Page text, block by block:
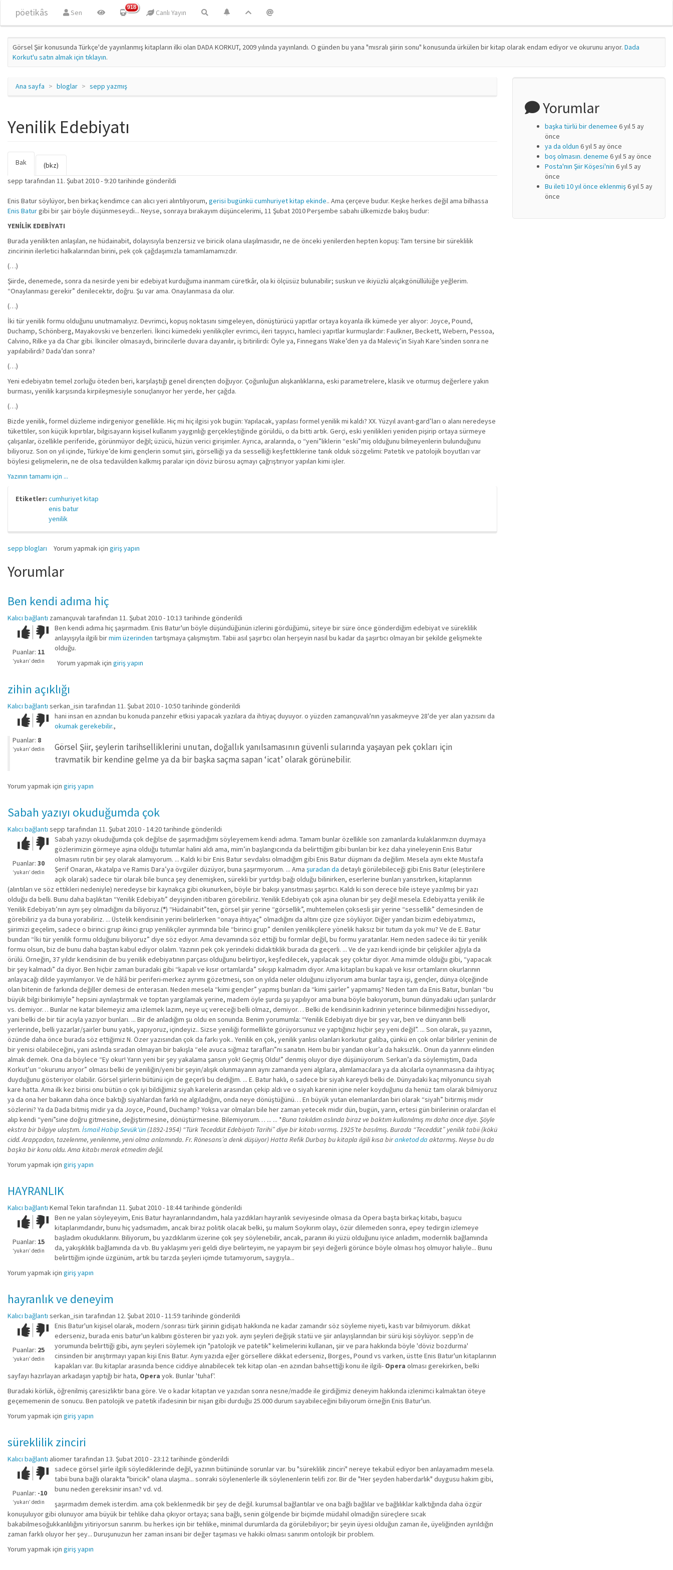
pöetikâs Sen
918
Canlı Yayın
Görsel Şiir konusunda Türkçe'de yayınlanmış kitapların ilki olan DADA KORKUT, 2009 yılında yayınlandı. O günden bu yana "mısralı şiirin sonu" konusunda ürkülen bir kitap olarak endam ediyor ve okurunu arıyor. Dada
Korkut'u satın almak için tıklayın.
Ana sayfa bloglar sepp yazmış
Yenilik Edebiyatı
Birincil sekmeler
Bak
sekme)
(bkz)
sepp tarafından 11. Şubat 2010 - 9:20 tarihinde gönderildi
Enis Batur söylüyor, ben birkaç kendimce can alıcı yeri alıntılıyorum, gerisi bugünkü cumhuriyet kitap ekinde.. Ama çerçeve budur. Keşke herkes değil ama bilhassa
Enis Baturgibi bir şair böyle düşünmeseydi... Neyse, sonraya bırakayım düşüncelerimi, 11 Şubat 2010 Perşembe sabahı ülkemizde bakış budur:
YENİLİK EDEBİYATI
Burada yenilikten anlaşılan, ne hüdainabit, dolayısıyla benzersiz ve biricik olana ulaşılmasıdır, ne de önceki yenilerden hepten kopuş: Tam tersine bir süreklilik
zincirinin ilerletici halkalarından birini, pek çok çağdaşımızla tamamlamamızdır.
(…)
Şiirde, denemede, sonra da nesirde yeni bir edebiyat kurduğuma inanmam cüretkâr, ola ki ölçüsüz bulunabilir; suskun ve ikiyüzlü alçakgönüllülüğe yeğlerim.
“Onaylanması gerekir” denilecektir, doğru. Şu var ama. Onaylanmasa da olur.
(…)
İki tür yenilik formu olduğunu unutmamalıyız. Devrimci, kopuş noktasını simgeleyen, dönüştürücü yapıtlar ortaya koyanla ilk kümede yer alıyor: Joyce, Pound,
Duchamp, Schönberg, Mayakovski ve benzerleri. İkinci kümedeki yenilikçiler evrimci, ileri taşıyıcı, hamleci yapıtlar kurmuşlardır: Faulkner, Beckett, Webern, Pessoa,
Calvino, Rilke ya da Char gibi. İkinciler olmasaydı, birincilerle duvara dayanılır, iş bitirilirdi: Öyle ya, Finnegans Wake’den ya da Maleviç’in Siyah Kare’sinden sonra ne
yapılabilirdi? Dada’dan sonra?
(…)
Yeni edebiyatın temel zorluğu öteden beri, karşılaştığı genel dirençten doğuyor. Çoğunluğun alışkanlıklarına, eski parametrelere, klasik ve oturmuş değerlere yakın
burması, yenilik karşısında kirpileşmesiyle sonuçlanıyor her yerde, her çağda.
(…)
Bizde yenilik, formel düzleme indirgeniyor genellikle. Hiç mi hiç ilgisi yok bugün: Yapılacak, yapılası formel yenilik mi kaldı? XX. Yüzyıl avant-gard’ları o alanı neredeyse
tükettiler, son küçük kıpırtılar, bilgisayarın kişisel kullanım yaygınlığı gerçekleştiğinde görüldü, o da bitti artık. Gerçi, eski yenilikleri yeniden pişirip ortaya sürmeye
çalışanlar, özellikle periferide, görünmüyor değil; üzücü, hüzün verici girişimler. Ayrıca, aralarında, o “yeni”liklerin “eski”miş olduğunu bilmeyenlerin bulunduğunu
biliyoruz. Son on yıl içinde, Türkiye’de kimi gençlerin somut şiiri, görselliği ya da sesselliği keşfettiklerine tanık olduk sözgelimi: Patetik ve patolojik boyutları var
böylesi gelişmelerin, ne de olsa tedavülden kalkmış paralar için döviz bürosu açmayı çağrıştırıyor yapılan kimi işler.
Yazının tamamı için ...
Etiketler: cumhuriyet kitap
enis batur
yenilik
sepp blogları Yorum yapmak için giriş yapın
Yorumlar
Ben kendi adıma hiç
Kalıcı bağlantı zamançuvalı tarafından 11. Şubat 2010 - 10:13 tarihinde gönderildi
Çok iyi!O
kadar
iyi
değil!
Puanlar: 11
‘yukarı’ dedin
Ben kendi adıma hiç şaşırmadım. Enis Batur'un böyle düşündüğünün izlerini gördüğümü, siteye bir süre önce gönderdiğim edebiyat ve süreklilik
anlayışıyla ilgili birmim üzerinden tartışmaya çalışmıştım. Tabii asıl şaşırtıcı olan herşeyin nasıl bu kadar da şaşırtıcı olmayan bir şekilde gelişmekte
olduğu.
Yorum yapmak için giriş yapın
zihin açıklığı
Kalıcı bağlantı serkan_isin tarafından 11. Şubat 2010 - 10:50 tarihinde gönderildi
Çok iyi!O
kadar
iyi
değil!
Puanlar: 8
‘yukarı’ dedin
hani insan en azından bu konuda panzehir etkisi yapacak yazılara da ihtiyaç duyuyor. o yüzden zamançuvalı'nın yasakmeyve 28'de yer alan yazısını da
okumak gerekebilir.,
Görsel Şiir, şeylerin tarihselliklerini unutan, doğallık yanılsamasının güvenli sularında yaşayan pek çokları için
travmatik bir kendine gelme ya da bir başka saçma sapan ‘icat’ olarak görünebilir.
Yorum yapmak için giriş yapın
Sabah yazıyı okuduğumda çok
Kalıcı bağlantı sepp tarafından 11. Şubat 2010 - 14:20 tarihinde gönderildi
Çok iyi!O
kadar
iyi
değil!
Puanlar: 30
‘yukarı’ dedin
Sabah yazıyı okuduğumda çok değilse de şaşırmadığımı söyleyemem kendi adıma. Tamam bunlar özellikle son zamanlarda kulaklarımızın duymaya
gözlerimizin görmeye aşina olduğu tutumlar halini aldı ama, mim’in başlangıcında da belirttiğim gibi bunları bir kez daha yineleyenin Enis Batur
olmasını rutin bir şey olarak alamıyorum. ... Kaldı ki bir Enis Batur sevdalısı olmadığım gibi Enis Batur düşmanı da değilim. Mesela aynı ekte Mustafa
Şerif Onaran, Akatalpa ve Ramis Dara’ya övgüler düzüyor, buna şaşırmıyorum. ... Ama şuradan da detaylı görülebileceği gibi Enis Batur (eleştirilere
açık olarak) sadece tür olarak bile bunca şey denemişken, sürekli bir yurtdışı bağı olduğu bilinirken, eserlerine bunları yansıtırken, kitaplarının
(alıntıları ve söz ettikleri nedeniyle) neredeyse bir kaynakça gibi okunurken, böyle bir bakışı yansıtması şaşırtıcı. Kaldı ki son derece bile isteye yazılmış bir yazı
olduğu da belli. Bunu daha başlıktan “Yenilik Edebiyatı” deyişinden itibaren görebiliriz. Yenilik Edebiyatı çok aşina olunan bir şey değil mesela. Edebiyatta yenilik ile
Yenilik Edebiyatı’nın aynı şey olmadığını da biliyoruz.(*) “Hüdainabit”ten, görsel şiir yerine “görsellik”, muhtemelen çoksesli şiir yerine “sessellik” demesinden de
görebiliriz ya da buna yorabiliriz. ... Üstelik kendisinin yerini belirlerken “onaya ihtiyaç” olmadığını da altını çize çize söylüyor. Diğer yandan bizim edebiyatımızı,
şiirimizi geçelim, sadece o birinci grup ikinci grup yenilikçiler ayrımında bile “birinci grup” denilen yenilikçilere yönelik haksız bir tutum da yok mu? Ve de E. Batur
bundan “İki tür yenilik formu olduğunu biliyoruz” diye söz ediyor. Ama devamında söz ettiği bu formlar değil, bu formu yaratanlar. Hem neden sadece iki tür yenilik
formu olsun, biz de bunu daha baştan kabul ediyor olalım. Yazının pek çok yerindeki didaktiklik burada da geçerli. ... Ve de yazı kendi içinde bir çelişkiler ağıyla da
örülü. Örneğin, 37 yıldır kendisinin de bu yenilik edebiyatının parçası olduğunu belirtiyor, keşfedilecek, yapılacak şey çoktur diyor. Ama mimde olduğu gibi, “yapacak
bir şey kalmadı” da diyor. Ben hiçbir zaman buradaki gibi “kapalı ve kısır ortamlarda” sıkışıp kalmadım diyor. Ama kitapları bu kapalı ve kısır ortamların okurlarının
anlayacağı dilde yayımlanıyor. Ve de hâlâ bir periferi-merkez ayrımı gözetmesi, son on yılda neler olduğunu izliyorum ama bunlar taşra işi, gençler, dünya ölçeğinde
olan bitenin de farkında değiller demesi de enterasan. Neden mesela “kimi gençler” yapmış bunları da “kimi şairler” yapmamış? Neden tam da Enis Batur, bunları “bu
büyük bilgi birikimiyle” hepsini aynılaştırmak ve toptan yargılamak yerine, madem öyle şurda şu yapılıyor ama buna böyle bakıyorum, bunun dünyadaki uçları şunlardır
vs. demiyor… Bunlar ne katar bilemeyiz ama izlemek lazım, neye uç vereceği belli olmaz, demiyor… Belki de kendisinin kadrinin yeterince bilinmediğini hissediyor,
yani belki de bir tür acıyla yazıyor bunları. ... Bir de anladığım şu oldu en sonunda. Benim yorumumla: “Yenilik Edebiyatı diye bir şey var, ben ve dünyanın belli
yerlerinde, belli yazarlar/şairler bunu yatık, yapıyoruz, içindeyiz.. Sizse yeniliği formellikte görüyorsunuz ve yaptığınız hiçbir şey yeni değil”. ... Son olarak, şu yazının,
özünde daha önce burada söz ettiğimiz N. Özer yazısından çok da farkı yok.. Yenilik en çok, yenilik yanlısı olanları korkutur galiba, çünkü en çok onlar bilirler yeninin de
bir yenisi olabileceğini, yani aslında sıradan olmayan bir bakışla “ele avuca sığmaz tarafları”nı sanatın. Hem bu bir yandan okur’a da haksızlık.. Onun da yarınını elinden
almak demek. Ona da böylece “Ey okur! Yarın yeni bir şey yakalama şansın yok! Geçmiş Oldu!” denmiş oluyor diye düşünüyorum. Serkan’a da söylemiştim, Dada
Korkut’un “okurunu arıyor” olması belki de yeniliğin/yeni bir şeyin/alışık olunmayanın aynı zamanda yeni algılara, alımlamacılara ya da alıcılarla oynanmasına da ihtiyaç
duyduğunu gösteriyor olabilir. Görsel şiirlerin bütünü için de geçerli bu dediğim. ... E. Batur haklı, o sadece bir siyah kareydi belki de. Dünyadaki kaç milyonuncu siyah
kare hatta. Ama ilk kez birisi onu bütün o çok iyi bildiğimiz siyah karelerin arasından çekip aldı ve o siyah karenin içine neler koyduğunu da henüz tam olarak bilmiyoruz
ya da ona her bakanın daha önce baktığı siyahlardan farklı ne algıladığını, onda neye dönüştüğünü… En büyük yutan elemanlardan biri olarak “siyah” bitirmiş midir
sözlerini? Ya da Dada bitmiş midir ya da Joyce, Pound, Duchamp? Yoksa var olmaları bile her zaman yetecek midir dün, bugün, yarın, ertesi gün birilerinin oralardan el
alıp kendi “yeni”sine doğru gitmesine, değiştirmesine, dönüştürmesine. Bilemiyorum… ... ... *Buna takıldım aslında biraz ve baktım kullanılmış mı daha önce diye. Şöyle
ekstra bir bilgiye ulaştım. İsmail Habip Sevük'ün (1892-1954) “Türk Teceddüt Edebiyatı Tarihi” diye bir kitabı varmış. 1925’te basılmış. Burada “Teceddüt” yenilik tabii (kökü
cidd. Arapçadan, tazelenme, yenilenme, yeni olma anlamında. Fr. Rönesans’a denk düşüyor) Hatta Refik Durbaş bu kitapla ilgili kısa biranketod da aktarmış. Neyse bu da
başka bir konu oldu. Ama kitabı merak etmedim değil.
Yorum yapmak için giriş yapın
HAYRANLIK
Kalıcı bağlantı Kemal Tekin tarafından 11. Şubat 2010 - 18:44 tarihinde gönderildi
Çok iyi!O
kadar
iyi
değil!
Puanlar: 15
‘yukarı’ dedin
Ben ne yalan söyleyeyim, Enis Batur hayranlarındandım, hala yazdıkları hayranlık seviyesinde olmasa da Opera başta birkaç kitabı, başucu
kitaplarımdandır, bunu hiç yadsımadım, ancak biraz politik olacak belki, şu malum Soykırım olayı, özür dilemeden sonra, epey tedirgin izlemeye
başladım okuduklarını. Biliyorum, bu yazdıklarım üzerine çok şey söylenebilir, ancak, paranın iki yüzü olduğunu iyice anladım, modernlik bağlamında
da, yakışıklılık bağlamında da vb. Bu yaklaşımı yeri geldi diye belirteyim, ne yapayım bir şeyi değerli görünce böyle olması hoş olmuyor haliyle... Bunu
belirttiğim içinde üzgünüm, artık bu tarzda şeyleri içimde tutamıyorum, saygıyla...
Yorum yapmak için giriş yapın
hayranlık ve deneyim
Kalıcı bağlantı serkan_isin tarafından 12. Şubat 2010 - 11:59 tarihinde gönderildi
Çok iyi!O
kadar
iyi
değil!
Puanlar: 25
‘yukarı’ dedin
Enis Batur'un kişisel olarak, modern /sonrası türk şiirinin gidişatı hakkında ne kadar zamandır söz söyleme niyeti, kastı var bilmiyorum. dikkat
ederseniz, burada enis batur'un kalıbını gösteren bir yazı yok. aynı şeyleri değişik statü ve şiir anlayışlarından bir sürü kişi söylüyor. sepp'in de
yorumunda belirttiği gibi, aynı şeyleri söylemek için "patolojik ve patetik" kelimelerini kullanan, şiir ve para hakkında böyle 'döviz bozdurma'
cinsinden bir anıştırmayı yapan kişi Enis Batur. Aynı yazıda eğer görsellere dikkat ederseniz, Borges, Pound vs varken, üstte Enis Batur'un kitaplarının
kapakları var. Bu kitaplar arasında bence ciddiye alınabilecek tek kitap olan -en azından bahsettiği konu ile ilgili- Opera olması gerekirken, belki
sayfayı hazırlayan arkadaşın yaptığı bir hata, Opera yok. Bunlar 'tuhaf'.
Buradaki körlük, öğrenilmiş çaresizliktir bana göre. Ve o kadar kitaptan ve yazıdan sonra nesne/madde ile girdiğimiz deneyim hakkında izlenimci kalmaktan öteye
geçememenin de sonucu. Ben patolojik ve patetik ifadesinin bir nişan gibi durduğu 25.000 durum sayabileceğini biliyorum örneğin Enis Batur'un.
Yorum yapmak için giriş yapın
süreklilik zinciri
Kalıcı bağlantı aliomertarafından 13. Şubat 2010 - 23:12 tarihinde gönderildi
Çok iyi!O
kadar
iyi
değil!
Puanlar: -10
‘yukarı’ dedin
sadece görsel şiirle ilgili söylediklerinde değil, yazının bütününde sorunlar var. bu "süreklilik zinciri" nereye tekabül ediyor ben anlayamadım mesela.
tabii buna bağlı olarakta "biricik" olana ulaşma... sonraki söylenenlerle ilk söylenenlerin telifi zor. Bir de "Her şeyden haberdarlık" duygusu hakim gibi,
bunu neden gereksinir insan? vd. vd.
şaşırmadım demek isterdim. ama çok beklenmedik bir şey de değil. kurumsal bağlantılar ve ona bağlı bağlılar ve bağlılıklar kalktığında daha özgür
konuşuluyor gibi olunuyor ama büyük bir tehlike daha çıkıyor ortaya; sana bağlı, senin gölgende bir biçimde müdahil olmadığın süreçlere sıcak
bakabilmesoğukkanlılığını yitiriyorsun sanırım. bu herkes için bir tehlike, minimal durumlarda da görülebiliyor; bir şeyin üyesi olduğun zaman ile, üyeliğinden ayrıldığın
zaman farklı oluyor her şey... Duruşunuzun her zaman insani bir değer taşıması ve hakiki olması sanırım ontolojik bir problem.
Yorum yapmak için giriş yapın
Yorumlar
başka türlü bir denemee 6 yıl 5 ay
önce
ya da oldun 6 yıl 5 ay önce
boş olmasın. deneme 6 yıl 5 ay önce
Posta'nın Şiir Köşesi'nin 6 yıl 5 ay
önce
Bu ileti 10 yıl önce eklenmiş6 yıl 5 ay
önce